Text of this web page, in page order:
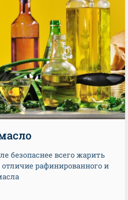
безопаснее всего жарить
рафинированного и